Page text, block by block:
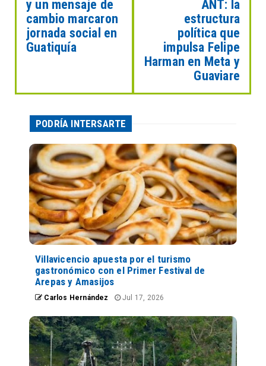
y un mensaje de
cambio marcaron
jornada social en
Guatiquía
ANT: la
estructura
política que
impulsa Felipe
Harman en Meta y
Guaviare
PODRÍA INTERSARTE
Villavicencio apuesta por el turismo
gastronómico con el Primer Festival de
Arepas y Amasijos
Carlos Hernández Jul 17, 2026